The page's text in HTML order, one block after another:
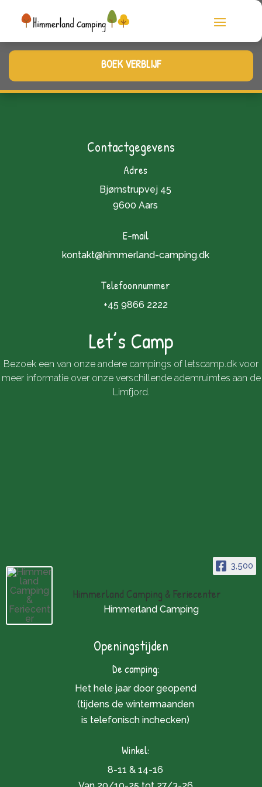
BOEK VERBLIJF
Contactgegevens
Adres
Bjørnstrupvej 45
9600 Aars
E-mail
kontakt@himmerland-camping.dk
Telefoonnummer
+45 9866 2222
Let’s Camp
Bezoek een van onze andere campings of letscamp.dk voor
meer informatie over onze verschillende ademruimtes aan de
Limfjord.
3,500
Himmerland Camping & Feriecenter
Himmerland Camping
Openingstijden
De camping:
Het hele jaar door geopend
(tijdens de wintermaanden
is telefonisch inchecken)
Winkel:
8-11 & 14-16